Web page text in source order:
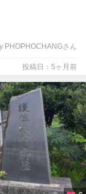
PHOPHOCHANGさん
投稿日：5ヶ月前